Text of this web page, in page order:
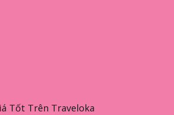
Tốt Trên Traveloka